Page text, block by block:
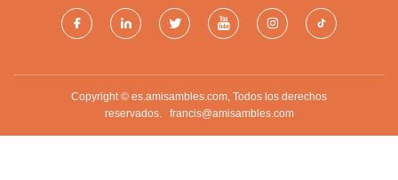
Copyright © es.amisambles.com, Todos los derechos
reservados. francis@amisambles.com